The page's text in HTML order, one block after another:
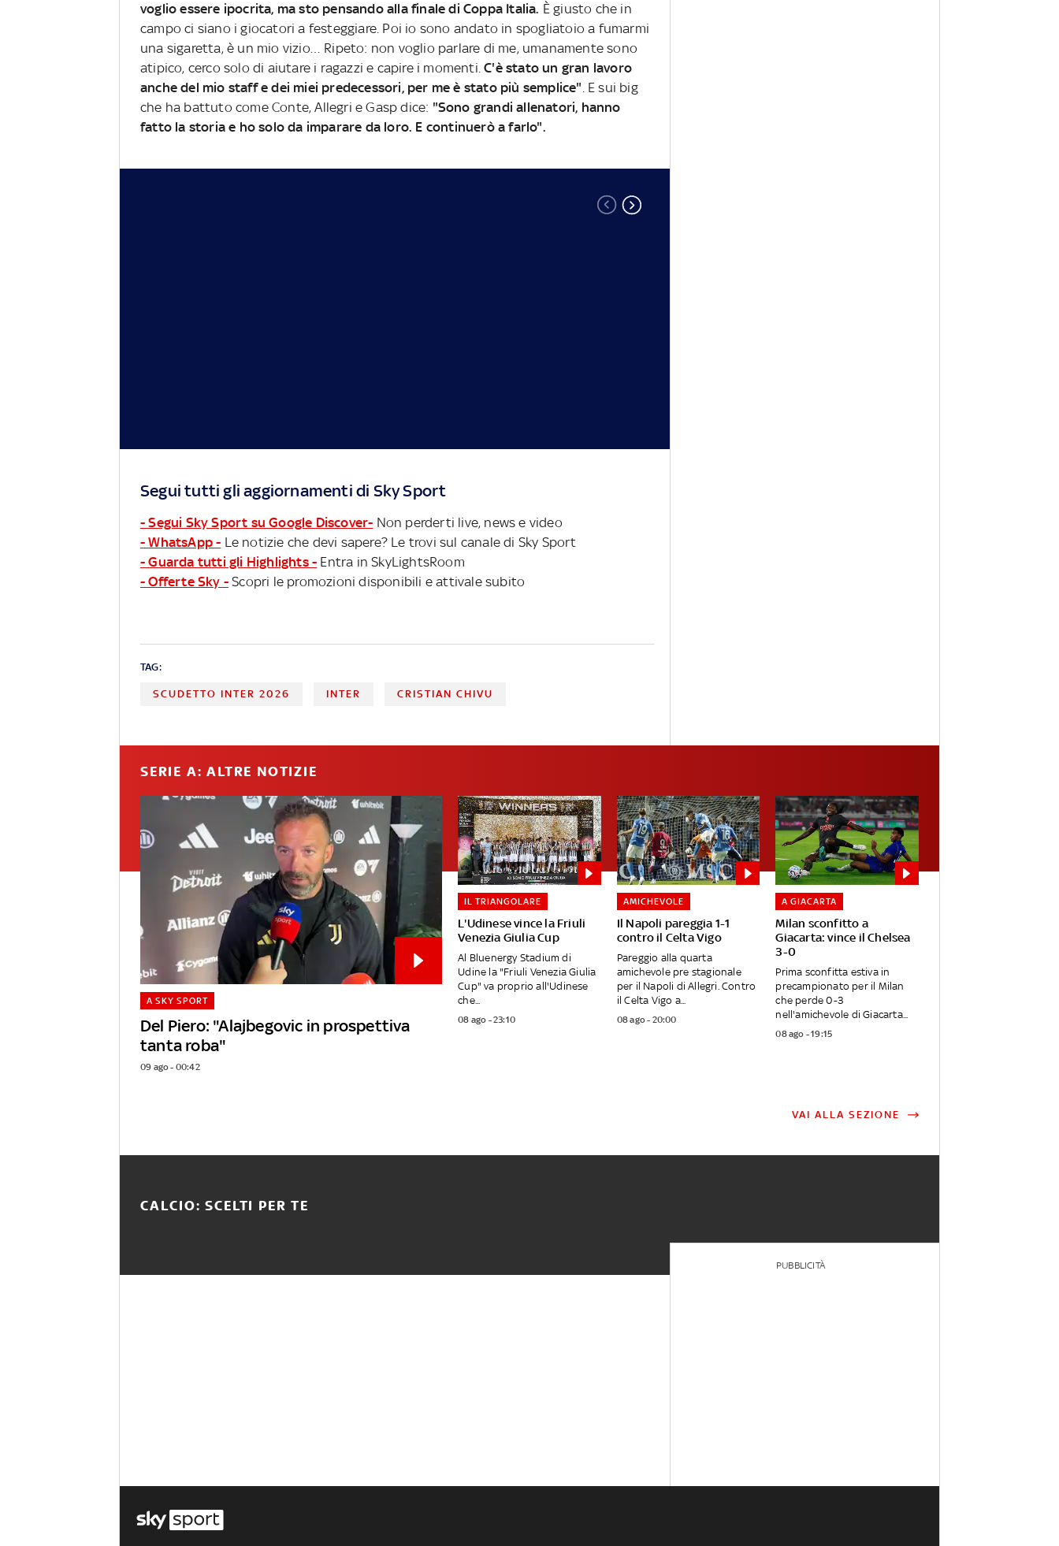
voglio essere ipocrita, ma sto pensando alla finale di Coppa Italia. È giusto che in
campo ci siano i giocatori a festeggiare. Poi io sono andato in spogliatoio a fumarmi
una sigaretta, è un mio vizio… Ripeto: non voglio parlare di me, umanamente sono
atipico, cerco solo di aiutare i ragazzi e capire i momenti.C'è stato un gran lavoro
anche del mio staff e dei miei predecessori, per me è stato più semplice". E sui big
che ha battuto come Conte, Allegri e Gasp dice: "Sono grandi allenatori, hanno
fatto la storia e ho solo da imparare da loro. E continuerò a farlo".
Segui tutti gli aggiornamenti di Sky Sport
- Segui Sky Sport su Google Discover- Non perderti live, news e video
- WhatsApp - Le notizie che devi sapere? Le trovi sul canale di Sky Sport
- Guarda tutti gli Highlights - Entra in SkyLightsRoom
- Offerte Sky - Scopri le promozioni disponibili e attivale subito
TAG:
SCUDETTO INTER 2026 INTER CRISTIAN CHIVU
SERIE A: ALTRE NOTIZIE
Del Piero: "Alajbegovic in prospettiva
tanta roba"
A SKY SPORT
09 ago - 00:42
L'Udinese vince la Friuli
Venezia Giulia Cup
IL TRIANGOLARE
Al Bluenergy Stadium di
Udine la "Friuli Venezia Giulia
Cup" va proprio all'Udinese
che...
08 ago - 23:10
Il Napoli pareggia 1-1
contro il Celta Vigo
AMICHEVOLE
Pareggio alla quarta
amichevole pre stagionale
per il Napoli di Allegri. Contro
il Celta Vigo a...
08 ago - 20:00
Milan sconfitto a
Giacarta: vince il Chelsea
3-0
A GIACARTA
Prima sconfitta estiva in
precampionato per il Milan
che perde 0-3
nell'amichevole di Giacarta...
08 ago - 19:15
VAI ALLA SEZIONE
CALCIO: SCELTI PER TE
PUBBLICITÀ